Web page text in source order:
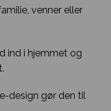
venner eller
ind i hjemmet og
design gør den til